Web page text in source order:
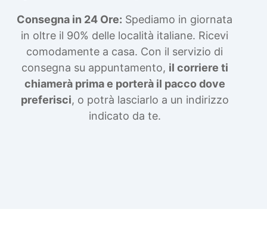
Consegna in 24 Ore: Spediamo in giornata
in oltre il 90% delle località italiane. Ricevi
comodamente a casa. Con il servizio di
consegna su appuntamento, il corriere ti
chiamerà prima e porterà il pacco dove
preferisci, o potrà lasciarlo a un indirizzo
indicato da te.